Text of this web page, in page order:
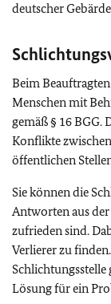
deutscher
Beim
Menschen mit
gemäß § 16 BGG.
Konflikte
öffentlichen
Sie können die
Antworten aus
zufrieden sind.
Verlierer zu
Lösung für ein